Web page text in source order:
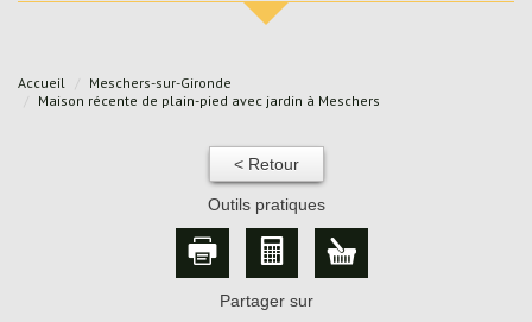
Accueil
Meschers-sur-Gironde
Maison récente de plain-pied avec jardin à Meschers
< Retour
Outils pratiques
Partager sur